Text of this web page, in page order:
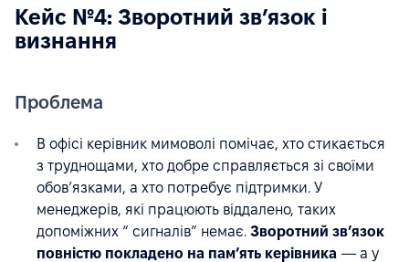
Кейс №4: Зворотний зв’язок і
визнання
Проблема
В офісі керівник мимоволі помічає, хто стикається
з труднощами, хто добре справляється зі своїми
обов’язками, а хто потребує підтримки. У
менеджерів, які працюють віддалено, таких
допоміжних “ сигналів” немає. Зворотний зв’язок
повністю покладено на пам’ять керівника — а у